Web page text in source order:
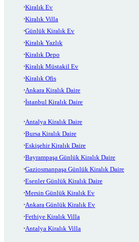
Kiralık Ev
Kiralık Villa
Günlük Kiralık Ev
Kiralık Yazlık
Kiralık Depo
Kiralık Müstakil Ev
Kiralık Ofis
Ankara Kiralık Daire
İstanbul Kiralık Daire
Antalya Kiralık Daire
Bursa Kiralık Daire
Eskişehir Kiralık Daire
Bayrampaşa Günlük Kiralık Daire
Gaziosmanpaşa Günlük Kiralık Daire
Esenler Günlük Kiralık Daire
Mersin Günlük Kiralık Ev
Ankara Günlük Kiralık Ev
Fethiye Kiralık Villa
Antalya Kiralık Villa